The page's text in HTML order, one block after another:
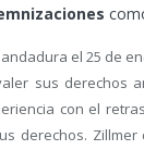
el 25 de
sus derechos
con el
derechos.